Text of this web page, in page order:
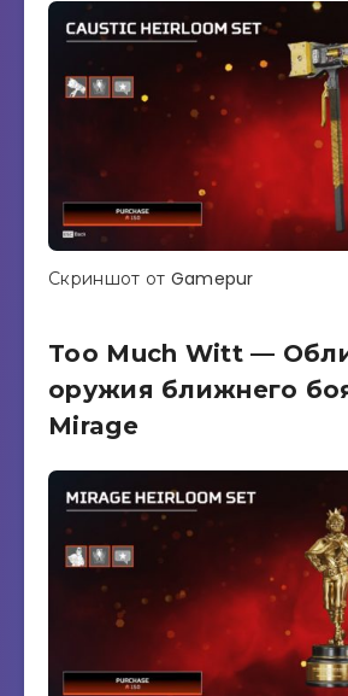
Скриншот от Gamepur
Too Much Witt —
оружия ближнего
Mirage